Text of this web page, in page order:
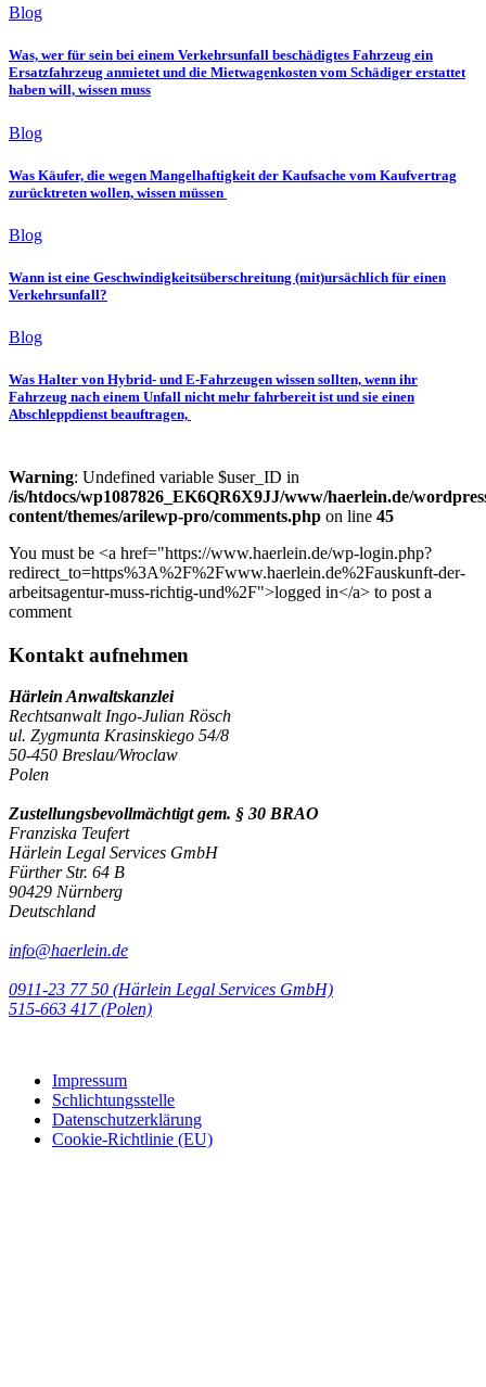
Blog
Was, wer für sein bei einem Verkehrsunfall beschädigtes Fahrzeug ein
Ersatzfahrzeug anmietet und die Mietwagenkosten vom Schädiger erstattet
haben will, wissen muss
Blog
Was Käufer, die wegen Mangelhaftigkeit der Kaufsache vom Kaufvertrag
zurücktreten wollen, wissen müssen
Blog
Wann ist eine Geschwindigkeitsüberschreitung (mit)ursächlich für einen
Verkehrsunfall?
Blog
Was Halter von Hybrid- und E-Fahrzeugen wissen sollten, wenn ihr
Fahrzeug nach einem Unfall nicht mehr fahrbereit ist und sie einen
Abschleppdienst beauftragen,
Warning: Undefined variable $user_ID in
/is/htdocs/wp1087826_EK6QR6X9JJ/www/haerlein.de/
content/themes/arilewp-pro/comments.php on line 45
You must be <a href="https://www.haerlein.de/wp-login.php?
redirect_to=https%3A%2F%2Fwww.haerlein.de%2Fauskunft-der-
arbeitsagentur-muss-richtig-und%2F">logged in</a> to post a
comment
Kontakt aufnehmen
Härlein Anwaltskanzlei
Rechtsanwalt Ingo-Julian Rösch
ul. Zygmunta Krasinskiego 54/8
50-450 Breslau/Wroclaw
Polen
Zustellungsbevollmächtigt gem. § 30 BRAO
Franziska Teufert
Härlein Legal Services GmbH
Fürther Str. 64 B
90429 Nürnberg
Deutschland
info@haerlein.de
0911-23 77 50 (Härlein Legal Services GmbH)
‭515-663 417 (Polen)‬‬‬
Impressum
Schlichtungsstelle
Datenschutzerklärung
Cookie-Richtlinie (EU)